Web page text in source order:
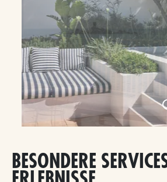
BESONDERE